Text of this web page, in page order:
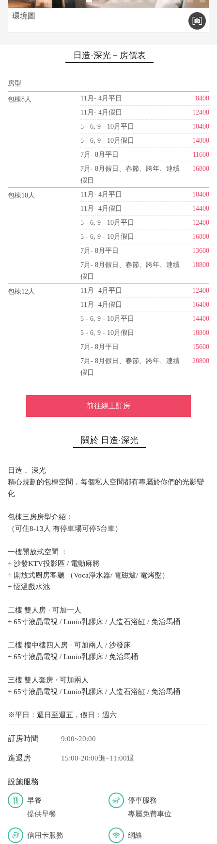
環境圖
日造·深光－房價表
房型
包棟8人 11月- 4月平日
8400
11月- 4月假日
12400
5 - 6, 9 - 10月平日
10400
5 - 6, 9 - 10月假日
14800
7月- 8月平日
11600
7月- 8月假日、春節、跨年、連續
假日
16800
包棟10人 11月- 4月平日
10400
11月- 4月假日
14400
5 - 6, 9 - 10月平日
12400
5 - 6, 9 - 10月假日
16800
7月- 8月平日
13600
7月- 8月假日、春節、跨年、連續
假日
18800
包棟12人 11月- 4月平日
12400
11月- 4月假日
16400
5 - 6, 9 - 10月平日
14400
5 - 6, 9 - 10月假日
18800
7月- 8月平日
15600
7月- 8月假日、春節、跨年、連續
假日
20800
前往線上訂房
關於 日造·深光
日造． 深光
精心規劃的包棟空間，每個私人空間都有專屬於你們的光影變
化
包棟三房房型介紹：
（可住8-13人 有停車場可停5台車）
一樓開放式空間 ：
+ 沙發KTV投影區 / 電動麻將
+ 開放式廚房客廳 （Voca淨水器/ 電磁爐/ 電烤盤）
+ 恆溫戲水池
二樓 雙人房 · 可加一人
+ 65寸液晶電視 / Lunio乳膠床 / 人造石浴缸 / 免治馬桶
二樓 樓中樓四人房 · 可加兩人 / 沙發床
+ 65寸液晶電視 / Lunio乳膠床 / 免治馬桶
三樓 雙人套房 · 可加兩人
+ 65寸液晶電視 / Lunio乳膠床 / 人造石浴缸 / 免治馬桶
※平日：週日至週五，假日：週六
訂房時間 9:00~20:00
進退房 15:00-20:00進~11:00退
設施服務
早餐
提供早餐
停車服務
專屬免費車位
信用卡服務
網絡